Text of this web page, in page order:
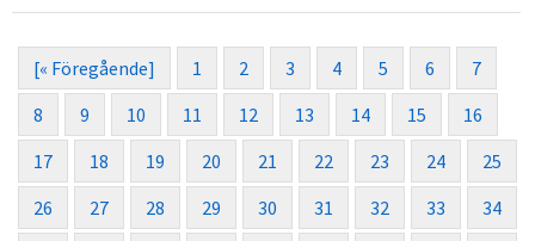
[« Föregående] 1 2 3 4 5 6
7
8
9 10 11 12 13 14 15
16
17
18 19 20 21 22 23 24
25
26
27 28 29 30 31 32 33
34